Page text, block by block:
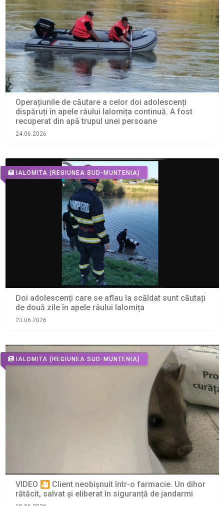
Operațiunile de căutare a celor doi adolescenți
dispăruți în apele râului Ialomița continuă. A fost
recuperat din apă trupul unei persoane
24.06.2026
IALOMITA (REGIUNEA SUD-MUNTENIA)
Doi adolescenți care se aflau la scăldat sunt căutați
de două zile în apele râului Ialomița
23.06.2026
IALOMITA (REGIUNEA SUD-MUNTENIA)
VIDEO 🎦 Client neobișnuit într-o farmacie. Un dihor
rătăcit, salvat și eliberat în siguranță de jandarmi